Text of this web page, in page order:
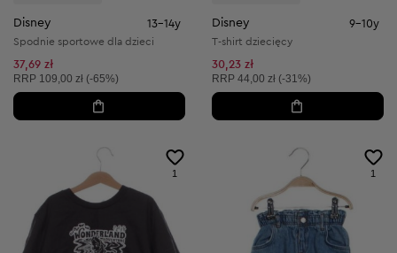
Disney 13-14y
Spodnie sportowe dla dzieci
37,69 zł
Cena sugerowana:
RRP 109,00 zł (-65%)
Disney 9-10y
T-shirt dziecięcy
30,23 zł
Cena sugerowana:
RRP 44,00 zł (-31%)
1 1